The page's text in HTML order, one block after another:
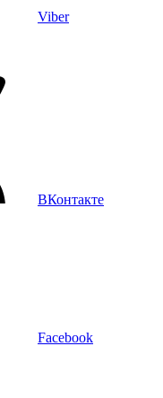
Viber
ВКонтакте
Facebook